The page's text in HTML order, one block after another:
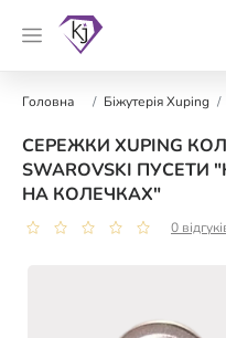
Головна Біжутерія Xuping
СЕРЕЖКИ XUPING
SWAROVSKI ПУСЕТИ
НА КОЛЕЧКАХ"
0